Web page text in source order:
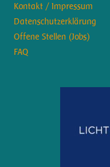
Kontakt / Impressum
Datenschutzerklärung
Offene Stellen (Jobs)
FAQ